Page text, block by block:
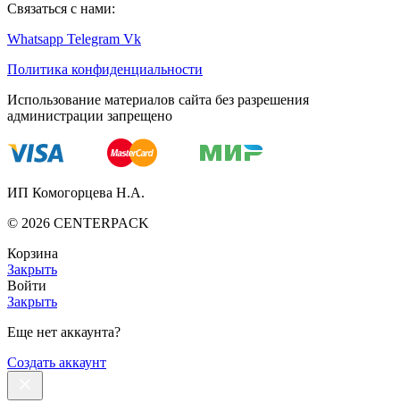
Связаться с нами:
Whatsapp Telegram Vk
Политика конфиденциальности
Использование материалов сайта без разрешения
администрации запрещено
ИП Комогорцева Н.А.
© 2026 CENTERPACK
Корзина
Закрыть
Войти
Закрыть
Еще нет аккаунта?
Создать аккаунт